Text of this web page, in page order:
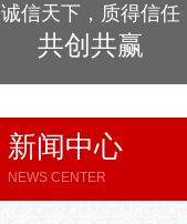
诚信天下，质得信任
共创共赢
新闻中心
NEWS CENTER